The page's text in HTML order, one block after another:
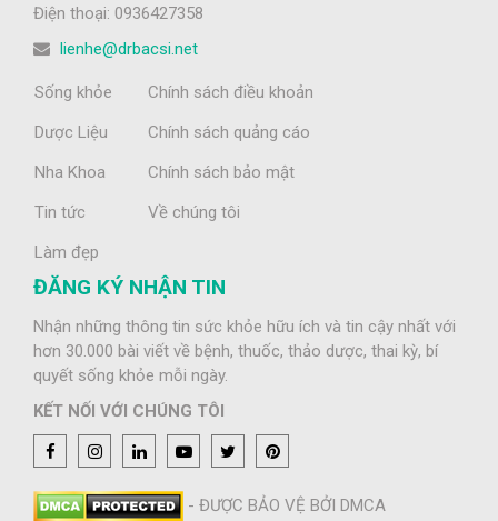
Điện thoại: 0936427358
lienhe@drbacsi.net
Sống khỏe
Dược Liệu
Nha Khoa
Tin tức
Làm đẹp
Chính sách điều khoản
Chính sách quảng cáo
Chính sách bảo mật
Về chúng tôi
ĐĂNG KÝ NHẬN TIN
Nhận những thông tin sức khỏe hữu ích và tin cậy nhất với
hơn 30.000 bài viết về bệnh, thuốc, thảo dược, thai kỳ, bí
quyết sống khỏe mỗi ngày.
KẾT NỐI VỚI CHÚNG TÔI
- ĐƯỢC BẢO VỆ BỞI DMCA